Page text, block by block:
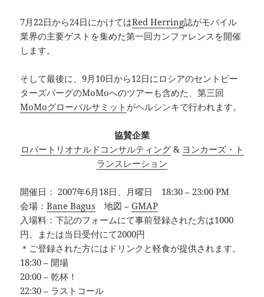
7月22日から24日にかけてはRed Herring誌がモバイル
業界の主要ゲストを集めた第一回カンファレンスを開催
します。
そして最後に、9月10日から12日にロシアのセントピー
ターズバーグのMoMoへのツアーも含めた、第三回
MoMoグローバルサミット がヘルシンキで行われます。
協賛企業
ロバートリオナルドコンサルティング& ヨンカーズ・ト
ランスレーション
開催日： 2007年6月18日、月曜日 18:30 – 23:00 PM
会場：Bane Bagus 地図 –GMAP
入場料：下記のフォームにて事前登録された方は1000
円、または当日受付にて2000円
＊ご登録された方にはドリンクと軽食が提供されます。
18:30 – 開場
20:00 – 乾杯！
22:30 – ラストコール